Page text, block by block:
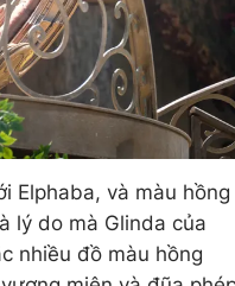
Elphaba, và màu hồng
lý do mà Glinda của
nhiều đồ màu hồng